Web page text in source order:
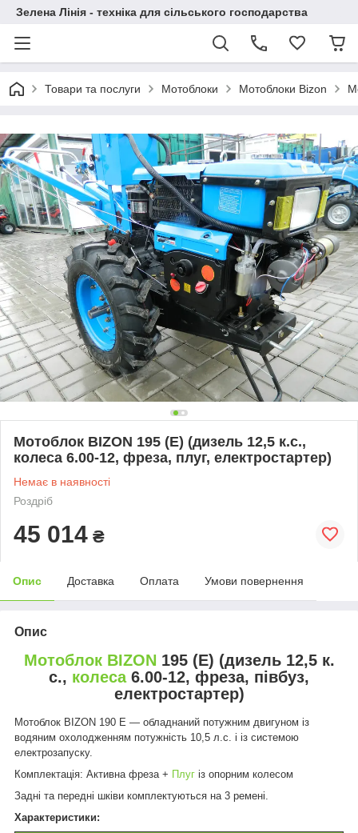
Зелена Лінія - техніка для сільського господарства
Товари та послуги Мотоблоки Мотоблоки Bizon
Мотоблок BIZON 195 (E) (дизель 12,5 к.с.,
колеса 6.00-12, фреза, плуг, електростартер)
Немає в наявності
Роздріб
45 014 ₴
Опис Доставка Оплата Умови повернення
Опис
Мотоблок BIZON 195 (E) (дизель 12,5 к.
с., колеса6.00-12, фреза, півбуз,
електростартер)
Мотоблок BIZON 190 E — обладнаний потужним двигуном із
водяним охолодженням потужність 10,5 л.с. і із системою
електрозапуску.
Комплектація: Активна фреза + Плуг із опорним колесом
Задні та передні шківи комплектуються на 3 ремені.
Характеристики: